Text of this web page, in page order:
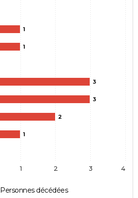
1
1
3
3
2
1
Personnes décédées
1 2 3 4